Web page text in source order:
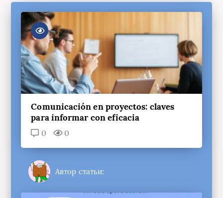
Comunicación en proyectos: claves
para informar con eficacia
0 0
Автор статьи: